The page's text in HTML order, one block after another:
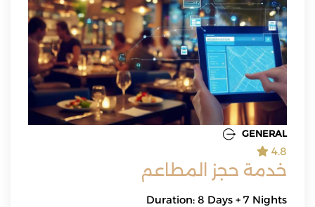
GENERAL
4.8
خدمة حجز المطاعم
Duration: 8 Days + 7 Nights